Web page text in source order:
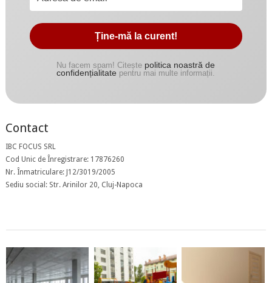
Nu facem spam! Citește politica noastră de
confidențialitate pentru mai multe informații.
Contact
IBC FOCUS SRL
Cod Unic de Înregistrare: 17876260
Nr. Înmatriculare: J12/3019/2005
Sediu social: Str. Arinilor 20, Cluj-Napoca